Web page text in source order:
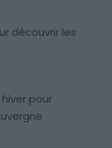
découvrir les
pour